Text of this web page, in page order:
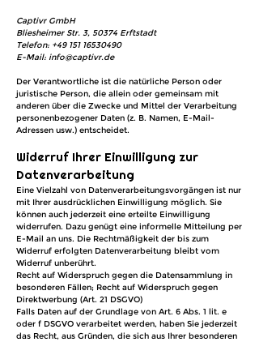
Captivr GmbH
Bliesheimer Str. 3, 50374 Erftstadt
Telefon: +49 151 16530490
E-Mail: info@captivr.de
Der Verantwortliche ist die natürliche Person oder
juristische Person, die allein oder gemeinsam mit
anderen über die Zwecke und Mittel der Verarbeitung
personenbezogener Daten (z. B. Namen, E-Mail-
Adressen usw.) entscheidet.
Widerruf Ihrer Einwilligung zur
Datenverarbeitung
Eine Vielzahl von Datenverarbeitungsvorgängen ist nur
mit Ihrer ausdrücklichen Einwilligung möglich. Sie
können auch jederzeit eine erteilte Einwilligung
widerrufen. Dazu genügt eine informelle Mitteilung per
E-Mail an uns. Die Rechtmäßigkeit der bis zum
Widerruf erfolgten Datenverarbeitung bleibt vom
Widerruf unberührt.
Recht auf Widerspruch gegen die Datensammlung in
besonderen Fällen; Recht auf Widerspruch gegen
Direktwerbung (Art. 21 DSGVO)
Falls Daten auf der Grundlage von Art. 6 Abs. 1 lit. e
oder f DSGVO verarbeitet werden, haben Sie jederzeit
das Recht, aus Gründen, die sich aus Ihrer besonderen